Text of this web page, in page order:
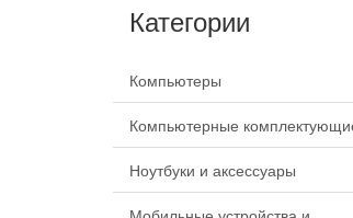
Категории
Компьютеры
Компьютерные
Ноутбуки и аксессуары